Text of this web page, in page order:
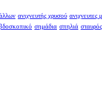
ανιχνευτής χρυσού ανιχνευτες
σημάδια σπηλιά σταυρός